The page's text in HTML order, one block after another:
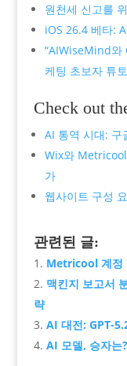
원천세 신고를
iOS 26.4 베타:
“AIWiseMind와
케팅 초보자 튜
Check out
AI 통역 시대: 구
Wix와
가
웹사이트 구성
관련된 글:
Metricool 계정
맥킨지 보고서
략
AI 대전: GPT-
AI 모델, 승자는?